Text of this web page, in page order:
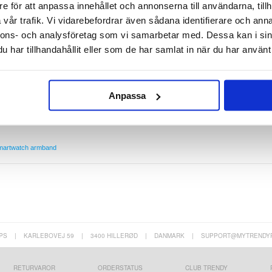
för att anpassa innehållet och annonserna till användarna,
trafik. Vi vidarebefordrar även sådana identifierare och
och analysföretag som vi samarbetar med. Dessa kan i
har tillhandahållit eller som de har samlat in när du har använt
Anpassa
Fenix 5X
look med denna förstklassiga rem i rostfritt stål.
är väldigt bekväm att bära. Den har ett praktiskt vikbart spänne och metallram som passar
denna rem gör din Garmin Fenix 5X perfekt för alla tillfällen.
armband
| KARLEBOVEJ 59 | 3400 HILLERØD | DANMARK |
RETURVAROR ORDERSTATUS CLUB TRENDY